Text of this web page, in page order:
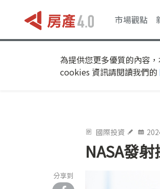
市場觀點
為提供您更多優質的內容
cookies 資訊請閱讀我們的
國際投資
NASA發
分享到